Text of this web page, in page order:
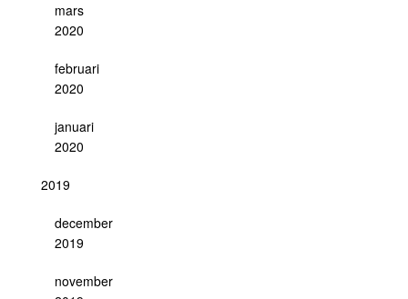
mars
2020
februari
2020
januari
2020
2019
december
2019
november